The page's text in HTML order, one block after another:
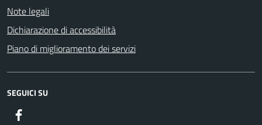
Note legali
Dichiarazione di accessibilità
Piano di miglioramento dei servizi
SEGUICI SU